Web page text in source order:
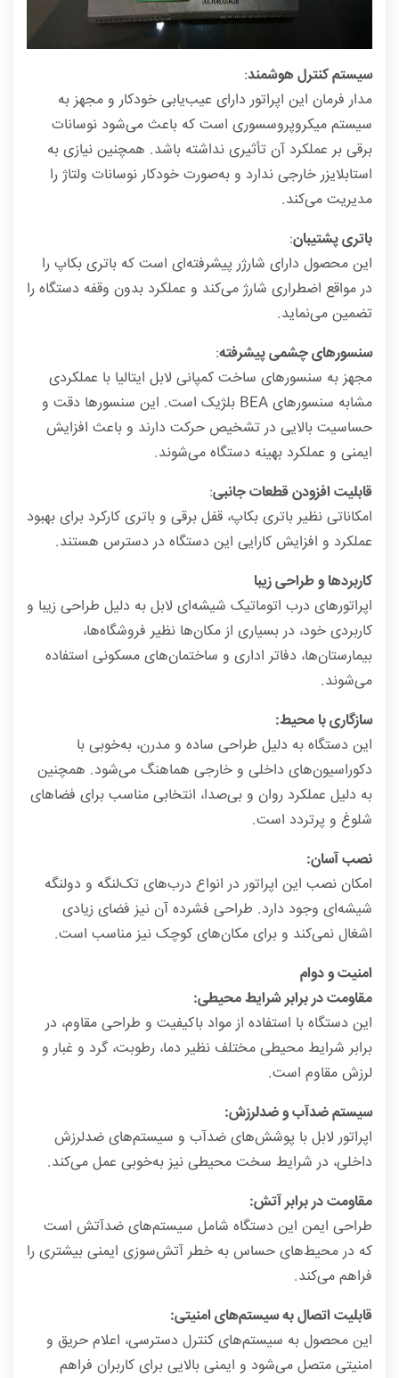
سیستم کنترل هوشمند:
مدار فرمان این اپراتور دارای عیب‌یابی خودکار و مجهز به
سیستم میکروپروسسوری است که باعث می‌شود نوسانات
برقی بر عملکرد آن تأثیری نداشته باشد. همچنین نیازی به
استابلایزر خارجی ندارد و به‌صورت خودکار نوسانات ولتاژ را
مدیریت می‌کند.
باتری پشتیبان:
این محصول دارای شارژر پیشرفته‌ای است که باتری بکاپ را
در مواقع اضطراری شارژ می‌کند و عملکرد بدون وقفه دستگاه را
تضمین می‌نماید.
سنسورهای چشمی پیشرفته:
مجهز به سنسورهای ساخت کمپانی لابل ایتالیا با عملکردی
مشابه سنسورهای BEA بلژیک است. این سنسورها دقت و
حساسیت بالایی در تشخیص حرکت دارند و باعث افزایش
ایمنی و عملکرد بهینه دستگاه می‌شوند.
قابلیت افزودن قطعات جانبی:
امکاناتی نظیر باتری بکاپ، قفل برقی و باتری کارکرد برای بهبود
عملکرد و افزایش کارایی این دستگاه در دسترس هستند.
کاربردها و طراحی زیبا
اپراتورهای درب اتوماتیک شیشه‌ای لابل به دلیل طراحی زیبا و
کاربردی خود، در بسیاری از مکان‌ها نظیر فروشگاه‌ها،
بیمارستان‌ها، دفاتر اداری و ساختمان‌های مسکونی استفاده
می‌شوند.
سازگاری با محیط:
این دستگاه به دلیل طراحی ساده و مدرن، به‌خوبی با
دکوراسیون‌های داخلی و خارجی هماهنگ می‌شود. همچنین
به دلیل عملکرد روان و بی‌صدا، انتخابی مناسب برای فضاهای
شلوغ و پرتردد است.
نصب آسان:
امکان نصب این اپراتور در انواع درب‌های تک‌لنگه و دو‌لنگه
شیشه‌ای وجود دارد. طراحی فشرده آن نیز فضای زیادی
اشغال نمی‌کند و برای مکان‌های کوچک نیز مناسب است.
امنیت و دوام
مقاومت در برابر شرایط محیطی:
این دستگاه با استفاده از مواد باکیفیت و طراحی مقاوم، در
برابر شرایط محیطی مختلف نظیر دما، رطوبت، گرد و غبار و
لرزش مقاوم است.
سیستم ضدآب و ضدلرزش:
اپراتور لابل با پوشش‌های ضدآب و سیستم‌های ضدلرزش
داخلی، در شرایط سخت محیطی نیز به‌خوبی عمل می‌کند.
مقاومت در برابر آتش:
طراحی ایمن این دستگاه شامل سیستم‌های ضدآتش است
که در محیط‌های حساس به خطر آتش‌سوزی ایمنی بیشتری را
فراهم می‌کند.
قابلیت اتصال به سیستم‌های امنیتی:
این محصول به سیستم‌های کنترل دسترسی، اعلام حریق و
امنیتی متصل می‌شود و ایمنی بالایی برای کاربران فراهم